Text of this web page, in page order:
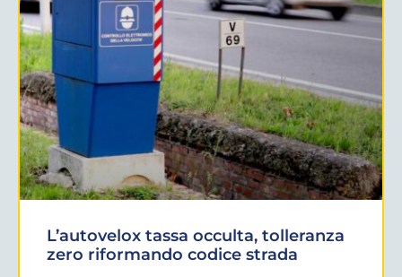
L’autovelox tassa occulta, tolleranza
zero riformando codice strada